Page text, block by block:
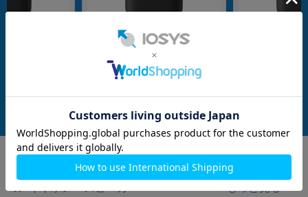
(税込)
WF-1000XM4 ブラック
メーカー：SONY
発売日：
付属品: 充電ケース
中古Bランク 6,980 円 (税込)
イヤホン・スピーカー もっと見る